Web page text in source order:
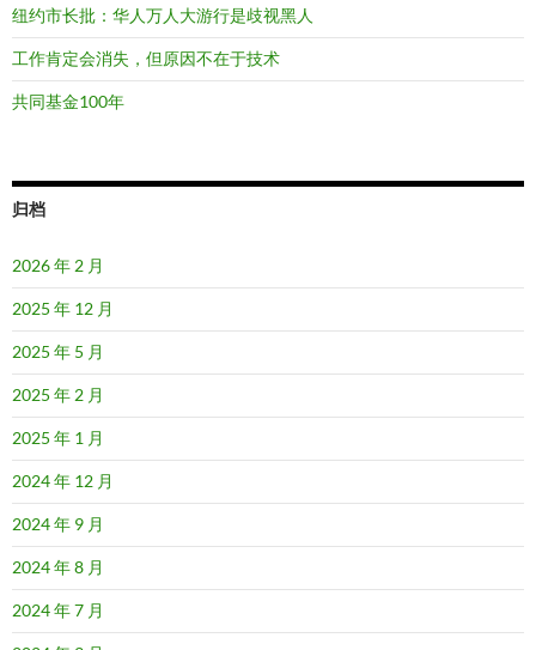
纽约市长批：华人万人大游行是歧视黑人
工作肯定会消失，但原因不在于技术
共同基金100年
归档
2026 年 2 月
2025 年 12 月
2025 年 5 月
2025 年 2 月
2025 年 1 月
2024 年 12 月
2024 年 9 月
2024 年 8 月
2024 年 7 月